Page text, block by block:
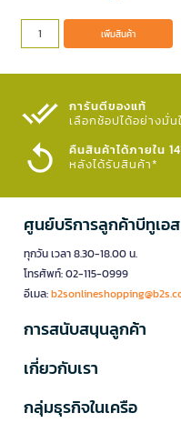
เพิ่มสินค้า
การันตีของแท้
เลือกช้อปได้อย่างมั่น
คืนสินค้าได้ภายใน
หลังได้รับสินค้า*
ศูนย์บริการลูกค้าบีทูเอส
ทุกวัน เวลา 8.30-18.00 น.
โทรศัพท์: 02-115-0999
อีเมล:
การสนับสนุนลูกค้า
เกี่ยวกับเรา
กลุ่มธุรกิจในเครือ